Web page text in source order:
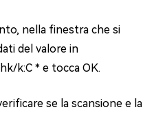
nella finestra che si
del valore in
k:C * e tocca OK.
se la scansione e la